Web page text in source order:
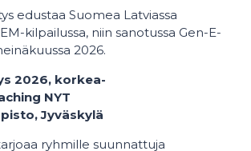
edustaa Suomea Latviassa
kilpailussa, niin sanotussa Gen-E-
2026.
2026, korkea-
NYT
Jyväskylä
ryhmille suunnattuja